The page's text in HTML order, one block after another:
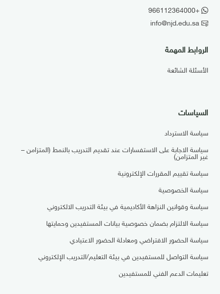
+966112364000
info@njd.edu.sa
الروابط المهمة
الأسئلة الشائعة
السياسات
سياسة الاسترداد
سياسة الاجابة على الاستفسارات عند تقديم التدريب بالنمط (المتزامن –
غير المتزامن)
سياسة تقييم المقررات الإلكترونية
سياسة الخصوصية
سياسة وقوانين النزاهة الأكاديمية في بيئة التدريب الالكتروني
سياسة الالتزام بضمان خصوصية بيانات المستفيدين وحمايتها
سياسة الحضور الافتراضي ومعادلة الحضور الاعتيادي
سياسة التواصل للمستفيدين في بيئة التعليم/التدريب الإلكتروني
تعليمات الدعم الفني للمستفيدين